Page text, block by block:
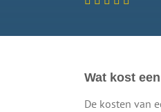
Wat kost
De kosten van